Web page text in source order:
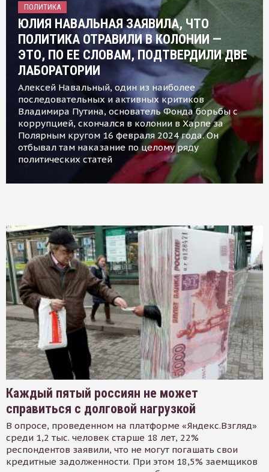
ПОЛИТИКА
ЮЛИЯ НАВАЛЬНАЯ ЗАЯВИЛА, ЧТО
ПОЛИТИКА ОТРАВИЛИ В КОЛОНИИ —
ЭТО, ПО ЕЕ СЛОВАМ, ПОДТВЕРДИЛИ ДВЕ
ЛАБОРАТОРИИ
Алексей Навальный, один из наиболее
последовательных и активных критиков
Владимира Путина, основатель Фонда борьбы с
коррупцией, скончался в колонии в Харпе за
Полярным кругом 16 февраля 2024 года. Он
отбывал там наказание по целому ряду
политических статей
Каждый пятый россиян не может
справиться с долговой нагрузкой
В опросе, проведенном на платформе «Яндекс.Взгляд»
среди 1,2 тыс. человек старше 18 лет, 22%
респондентов заявили, что не могут погашать свои
кредитные задолженности. При этом 18,5% заемщиков